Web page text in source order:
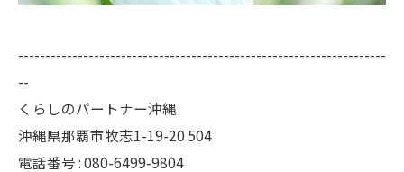
--------------------------------------------------------------------
--
くらしのパートナー沖縄
沖縄県那覇市牧志1-19-20 504
電話番号 : 080-6499-9804